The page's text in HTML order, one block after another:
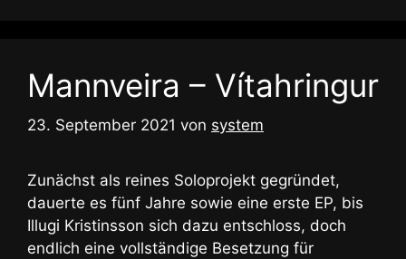
Mannveira – Vítahringur
23. September 2021 von system
Zunächst als reines Soloprojekt gegründet,
dauerte es fünf Jahre sowie eine erste EP, bis
Illugi Kristinsson sich dazu entschloss, doch
endlich eine vollständige Besetzung für